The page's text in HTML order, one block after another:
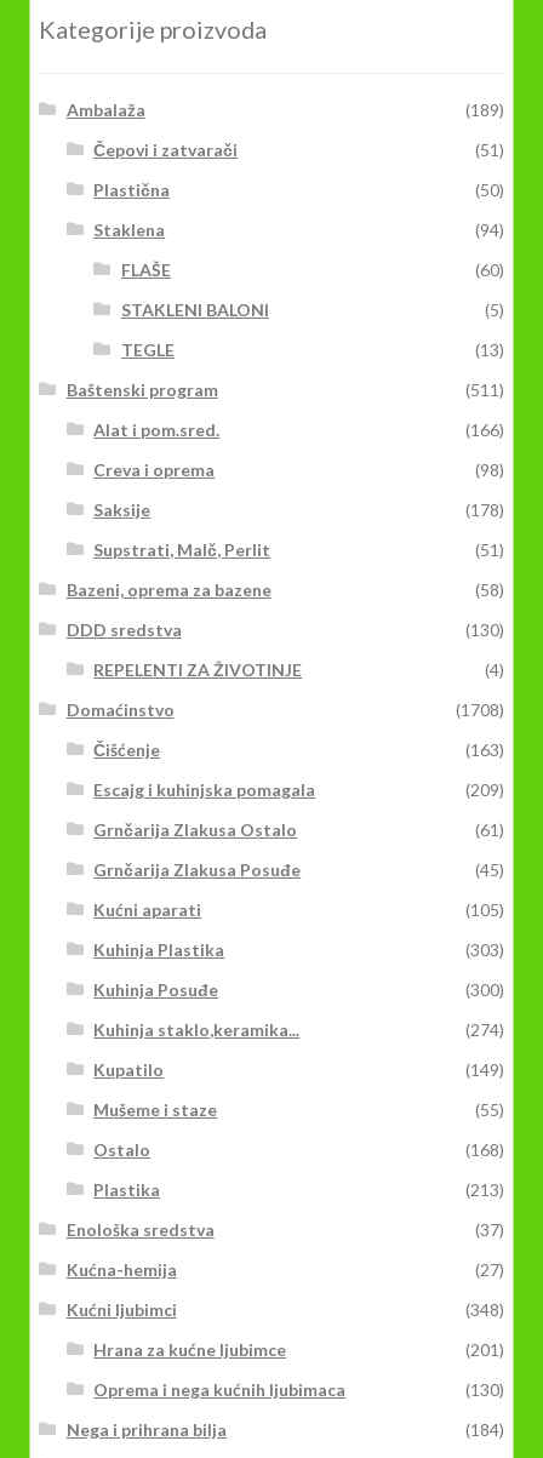
Kategorije proizvoda
Ambalaža
(189)
Čepovi i zatvarači
(51)
Plastična
(50)
Staklena
(94)
FLAŠE
(60)
STAKLENI BALONI
(5)
TEGLE
(13)
Baštenski program
(511)
Alat i pom.sred.
(166)
Creva i oprema
(98)
Saksije
(178)
Supstrati, Malč, Perlit
(51)
Bazeni, oprema za bazene
(58)
DDD sredstva
(130)
REPELENTI ZA ŽIVOTINJE
(4)
Domaćinstvo
(1708)
Čišćenje
(163)
Escajg i kuhinjska pomagala
(209)
Grnčarija Zlakusa Ostalo
(61)
Grnčarija Zlakusa Posuđe
(45)
Kućni aparati
(105)
Kuhinja Plastika
(303)
Kuhinja Posuđe
(300)
Kuhinja staklo,keramika...
(274)
Kupatilo
(149)
Mušeme i staze
(55)
Ostalo
(168)
Plastika
(213)
Enološka sredstva
(37)
Kućna-hemija
(27)
Kućni ljubimci
(348)
Hrana za kućne ljubimce
(201)
Oprema i nega kućnih ljubimaca
(130)
Nega i prihrana bilja
(184)